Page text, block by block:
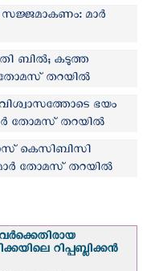
മാർ
ബിൽ; കടുത്ത
തോമസ് തറയിൽ
ഭയം
തോമസ് തറയിൽ
കെ‌സി‌ബി‌സി
തോമസ് തറയില്‍
റിപ്പബ്ലിക്കൻ